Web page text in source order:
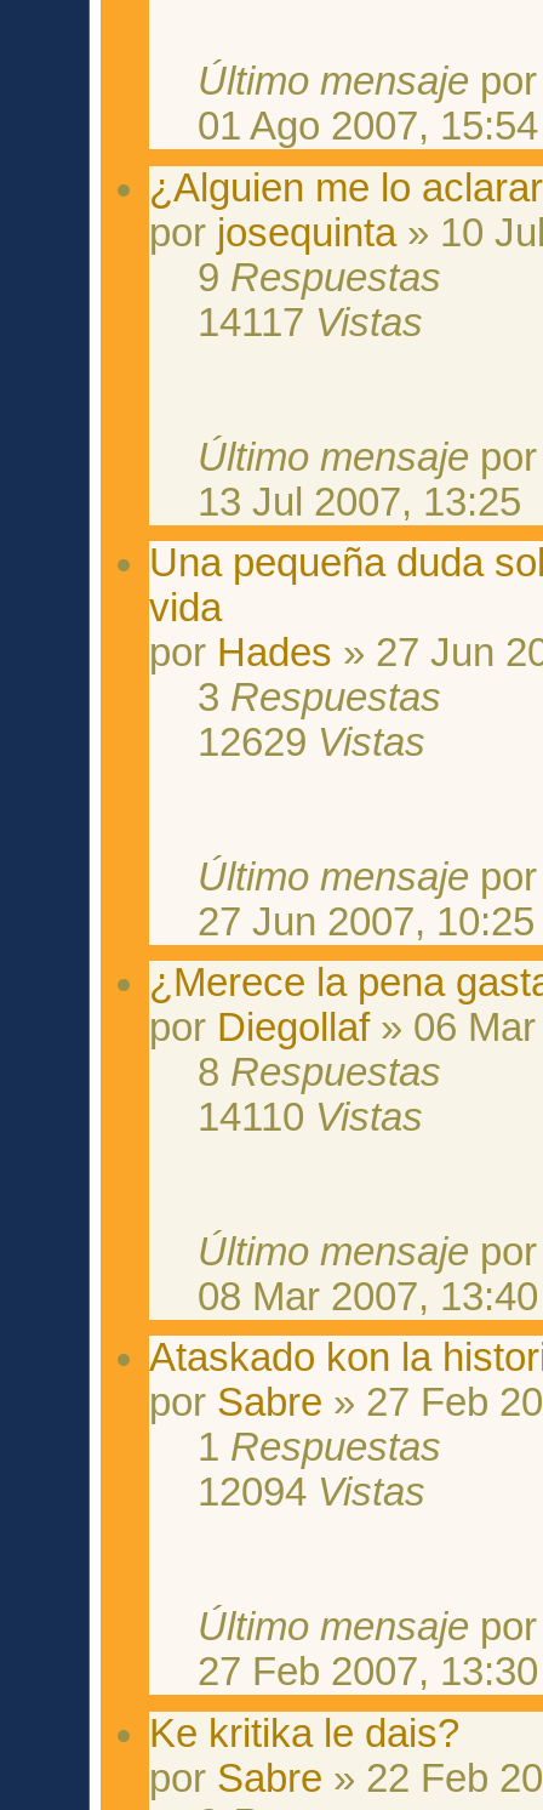
Último mensaje
01 Ago 2007, 15:54
¿Alguien me lo
por josequinta» 10
9 Respuestas
14117 Vistas
Último mensaje
13 Jul 2007, 13:25
Una pequeña duda
vida
por Hades » 27 Jun
3 Respuestas
12629 Vistas
Último mensaje
27 Jun 2007, 10:25
¿Merece la pena
por Diegollaf» 06 Mar
8 Respuestas
14110 Vistas
Último mensaje
08 Mar 2007, 13:40
Ataskado kon la
por Sabre » 27 Feb
1 Respuestas
12094 Vistas
Último mensaje
27 Feb 2007, 13:30
Ke kritika le dais?
por Sabre » 22 Feb